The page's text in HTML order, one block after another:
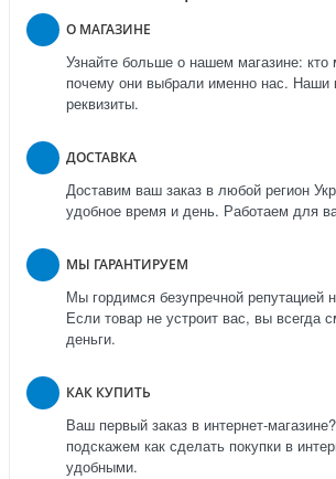
О МАГАЗИНЕ
Узнайте больше о нашем магазине:
почему они выбрали именно нас. Наши
реквизиты.
ДОСТАВКА
Доставим ваш заказ в любой регион
удобное время и день. Работаем для
МЫ ГАРАНТИРУЕМ
Мы гордимся безупречной репутацией
Если товар не устроит вас, вы всегда
деньги.
КАК КУПИТЬ
Ваш первый заказ в интернет-
подскажем как сделать покупки в
удобными.